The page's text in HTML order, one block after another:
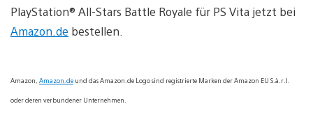
PlayStation® All-Stars Battle Royale für PS Vita jetzt bei
Amazon.de bestellen.
Amazon, Amazon.de und das Amazon.de Logo sind registrierte Marken der Amazon EU S.à.r.l.
oder deren verbundener Unternehmen.